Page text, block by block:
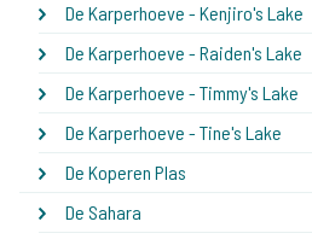
De Karperhoeve - Kenjiro's Lake
De Karperhoeve - Raiden's Lake
De Karperhoeve - Timmy's Lake
De Karperhoeve - Tine's Lake
De Koperen Plas
De Sahara